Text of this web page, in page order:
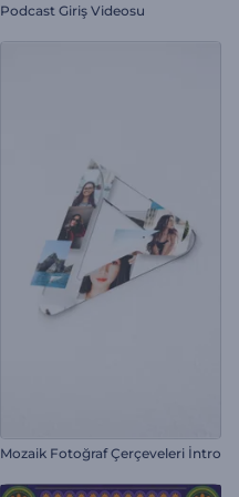
Podcast Giriş Videosu
Mozaik Fotoğraf Çerçeveleri İntro